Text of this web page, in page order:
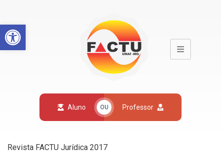
Open toolbar
Aluno OU Professor
Revista FACTU Jurídica 2017